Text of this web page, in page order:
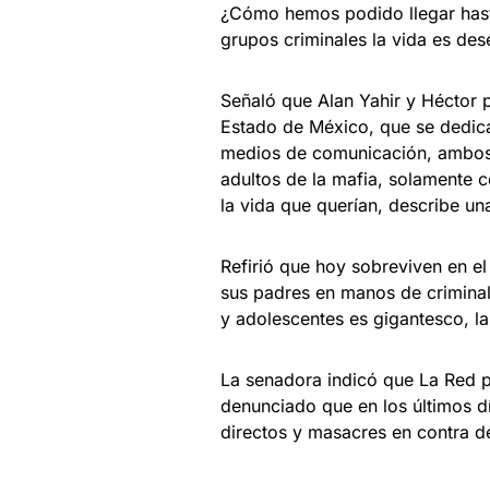
¿Cómo hemos podido llegar
grupos criminales la vida es
Señaló que Alan Yahir y Héctor
Estado de México, que se
medios de comunicación,
adultos de la mafia, solamente
la vida que querían, describe
Refirió que hoy sobreviven en
sus padres en manos de
y adolescentes es gigantesco,
La senadora indicó que La Red
denunciado que en los últimos
directos y masacres en contra